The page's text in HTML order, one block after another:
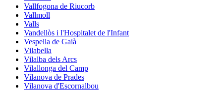
Vallfogona de Riucorb
Vallmoll
Valls
Vandellòs i l'Hospitalet de l'Infant
Vespella de Gaià
Vilabella
Vilalba dels Arcs
Vilallonga del Camp
Vilanova de Prades
Vilanova d'Escornalbou